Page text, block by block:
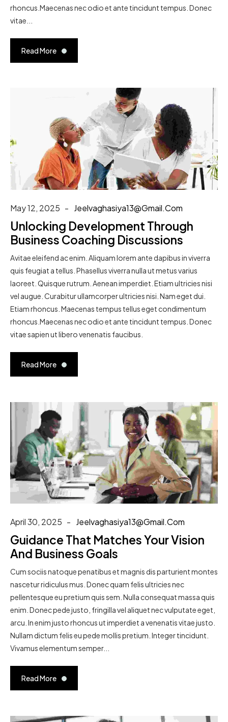
rhoncus.Maecenas nec odio et ante tincidunt tempus. Donec
vitae...
Read More
May 12, 2025 Jeelvaghasiya13@gmail.com
Unlocking Development Through
Business Coaching Discussions
Avitae eleifend ac enim. Aliquam lorem ante dapibus in viverra
quis feugiat a tellus. Phasellus viverra nulla ut metus varius
laoreet. Quisque rutrum. Aenean imperdiet. Etiam ultricies nisi
vel augue. Curabitur ullamcorper ultricies nisi. Nam eget dui.
Etiam rhoncus. Maecenas tempus tellus eget condimentum
rhoncus.Maecenas nec odio et ante tincidunt tempus. Donec
vitae sapien ut libero venenatis faucibus.
Read More
April 30, 2025 Jeelvaghasiya13@gmail.com
Guidance That Matches Your Vision
And Business Goals
Cum sociis natoque penatibus et magnis dis parturient montes
nascetur ridiculus mus. Donec quam felis ultricies nec
pellentesque eu pretium quis sem. Nulla consequat massa quis
enim. Donec pede justo, fringilla vel aliquet nec vulputate eget,
arcu. In enim justo rhoncus ut imperdiet a venenatis vitae justo.
Nullam dictum felis eu pede mollis pretium. Integer tincidunt.
Vivamus elementum semper...
Read More